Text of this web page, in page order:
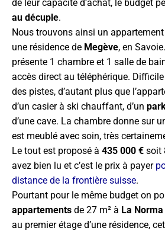
de leur capacité d’achat, le budget
au décuple.
Nous trouvons ainsi un
une résidence de Megève, en
présente 1 chambre et 1 salle de
accès direct au téléphérique.
des pistes, d’autant plus que
d’un casier à ski chauffant, d’un
d’une cave. La chambre donne sur
est meublé avec soin, très
Le tout est proposé à 435 000 € soit
avez bien lu et c’est le prix à payer
distance de la frontière suisse.
Pourtant pour le même budget on
appartements de 27 m² à La Norma
au premier étage d’une résidence,